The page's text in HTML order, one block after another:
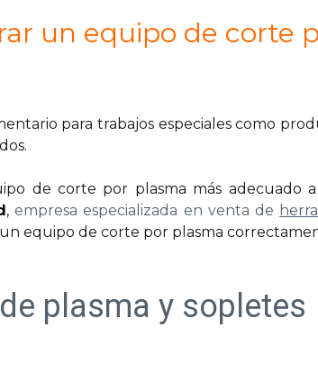
un equipo de corte
para trabajos especiales como
de corte por plasma más adecuado a
,empresa especializada en venta de
equipo de corte por plasma
plasma y sopletes